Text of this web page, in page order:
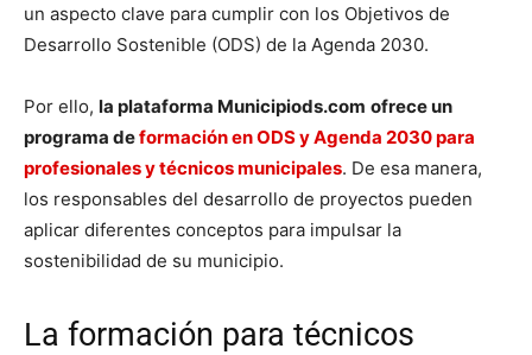
un aspecto clave para cumplir con los Objetivos de
Desarrollo Sostenible (ODS) de la Agenda 2030.
Por ello, la plataforma Municipiods.com ofrece un
programa deformación en ODS y Agenda 2030 para
profesionales y técnicos municipales. De esa manera,
los responsables del desarrollo de proyectos pueden
aplicar diferentes conceptos para impulsar la
sostenibilidad de su municipio.
La formación para técnicos